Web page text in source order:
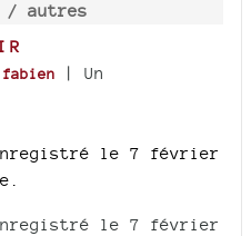
/ autres
fabien
| Un
le 7 février
le 7 février